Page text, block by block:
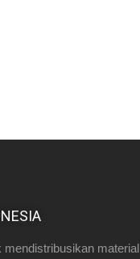
material